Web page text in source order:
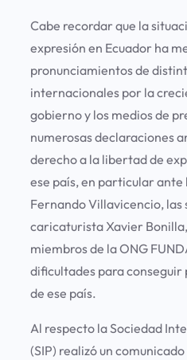
Cabe recordar que la
expresión en Ecuador ha
pronunciamientos de
internacionales por la
gobierno y los medios de
numerosas declaraciones
derecho a la libertad de
ese país, en particular
Fernando Villavicencio, las
caricaturista Xavier
miembros de la ONG
dificultades para
de ese país.
Al respecto la Sociedad
(SIP) realizó un